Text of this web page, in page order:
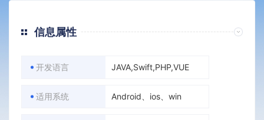
信息属性
开发语言 JAVA,Swift,PHP,VUE
适用系统 Android、ios、win